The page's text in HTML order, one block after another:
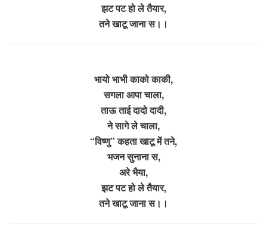
झट पट हो ले तैयार,
तने खाटू जाना स।।
भायो भाभी काको काकी,
सगला आपा चाला,
ताऊ ताई दादो दादी,
ने सागे ले चाला,
“विष्णु” कहता खाटू में तने,
भजन सुनाना स,
अरे भैया,
झट पट हो ले तैयार,
तने खाटू जाना स।।